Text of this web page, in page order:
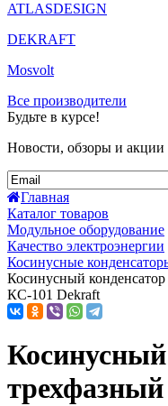
ATLASDESIGN
DEKRAFT
Mosvolt
Все производители
Будьте в курсе!
Новости, обзоры и акции
Главная
Каталог товаров
Модульное оборудование
Качество электроэнергии
Косинусные
Косинусный
КС-101 Dekraft